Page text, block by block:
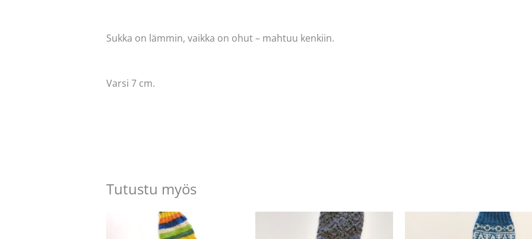
Sukka on lämmin, vaikka on ohut – mahtuu kenkiin.
Varsi 7 cm.
Tutustu myös